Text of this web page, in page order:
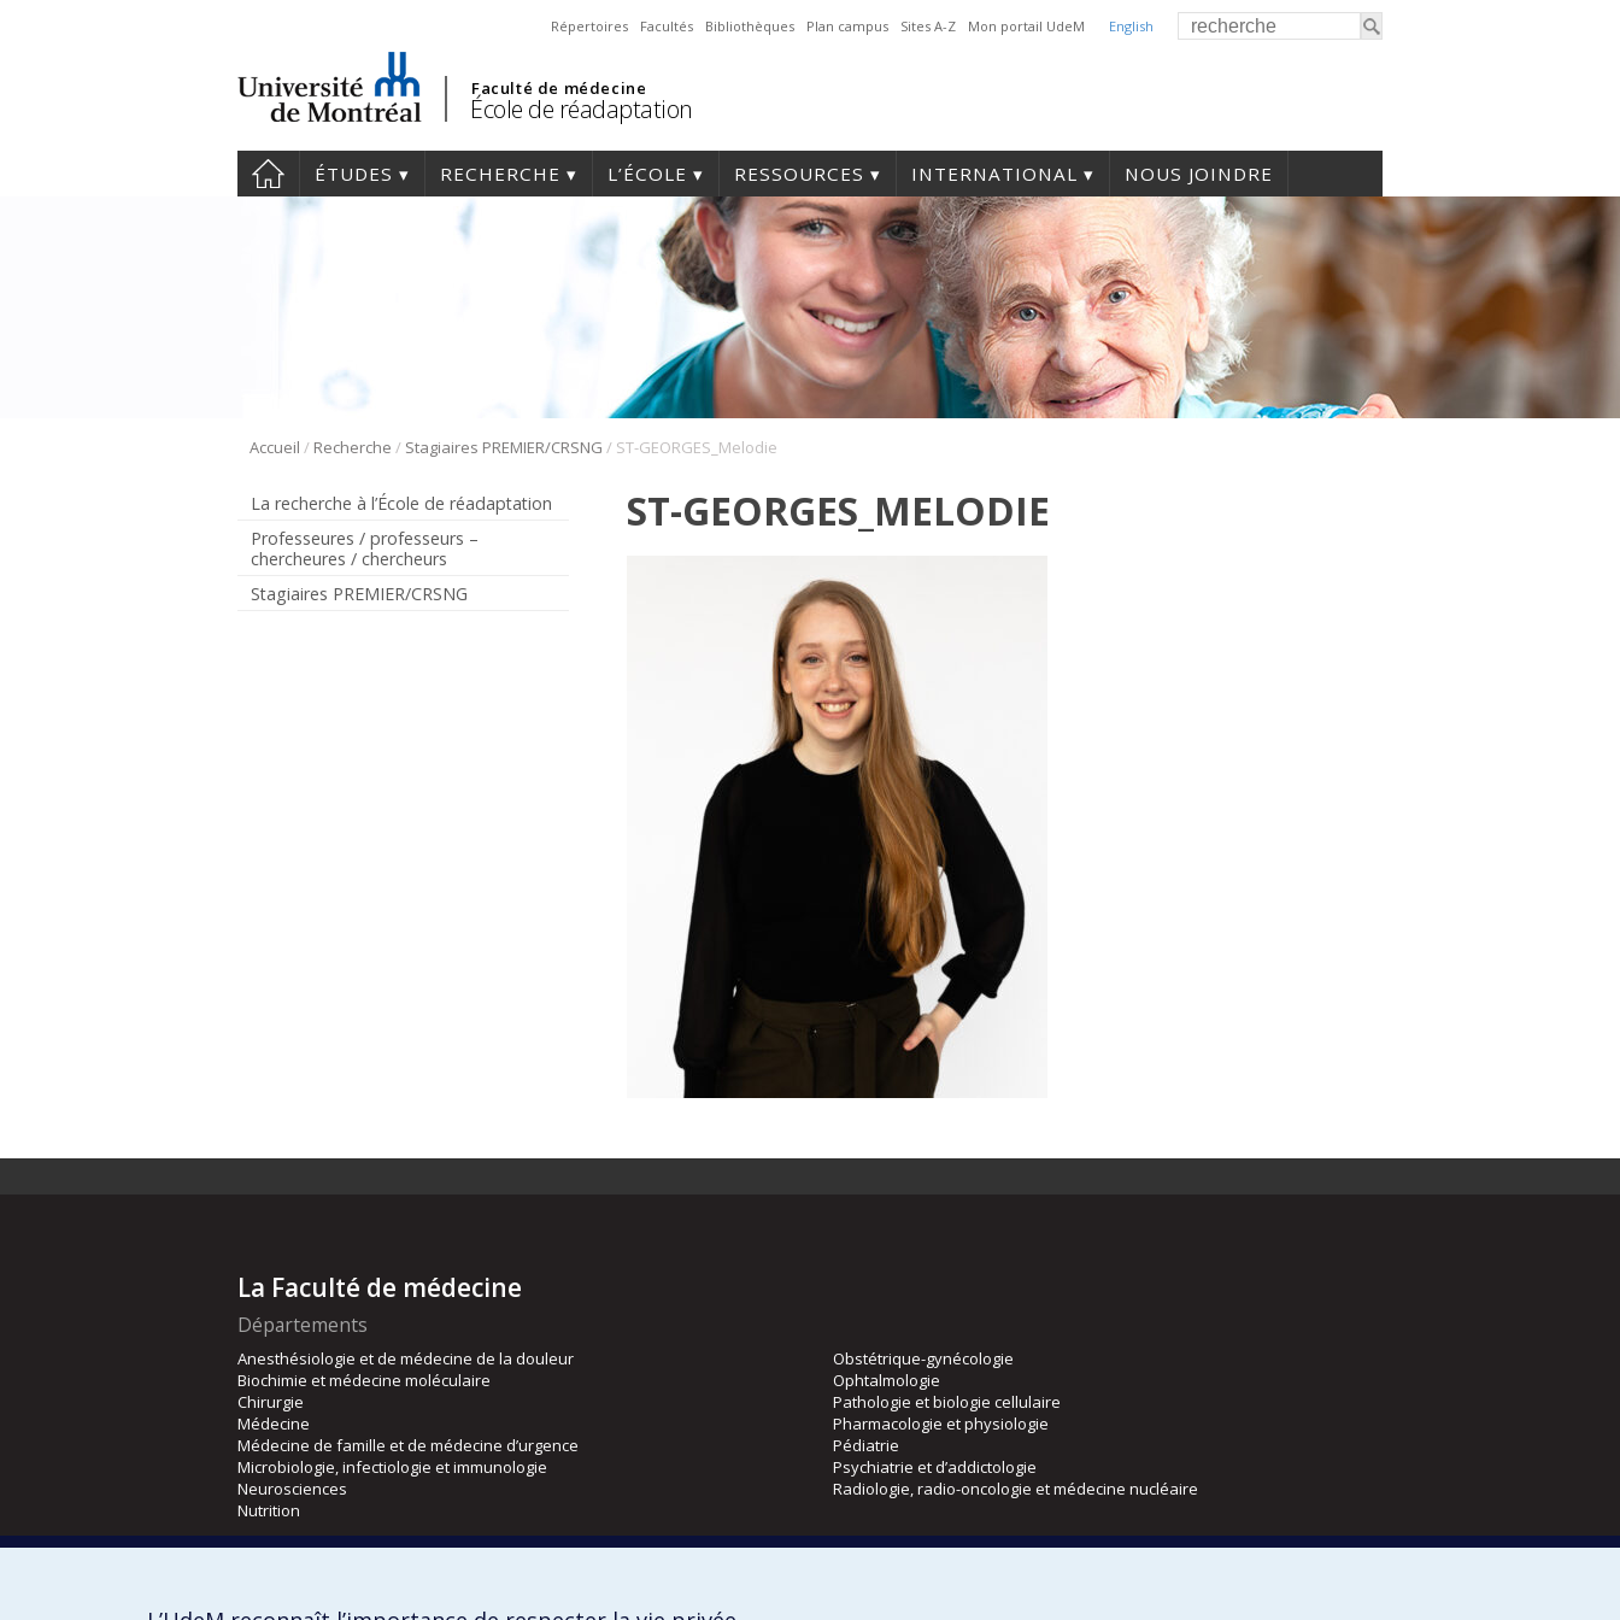
English
Répertoires Facultés Bibliothèques Plan campus Sites A-Z Mon portail UdeM
Faculté de médecine
École de réadaptation
ÉTUDES RECHERCHE L’ÉCOLE RESSOURCES INTERNATIONAL NOUS JOINDRE
Accueil / Recherche / Stagiaires PREMIER/CRSNG / ST-GEORGES_Melodie
La recherche à l’École de réadaptation
Professeures / professeurs –
chercheures / chercheurs
Stagiaires PREMIER/CRSNG
ST-GEORGES_MELODIE
La Faculté de médecine
Départements
Anesthésiologie et de médecine de la douleur
Biochimie et médecine moléculaire
Chirurgie
Médecine
Médecine de famille et de médecine d’urgence
Microbiologie, infectiologie et immunologie
Neurosciences
Nutrition
Obstétrique-gynécologie
Ophtalmologie
Pathologie et biologie cellulaire
Pharmacologie et physiologie
Pédiatrie
Psychiatrie et d’addictologie
Radiologie, radio-oncologie et médecine nucléaire